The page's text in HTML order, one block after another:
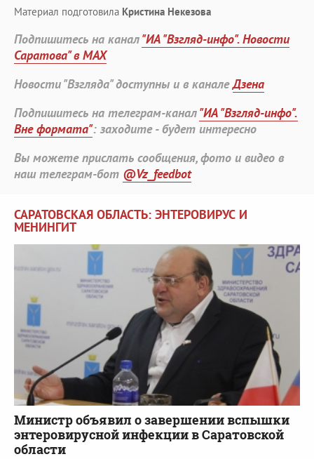
Материал подготовила Кристина Некезова
Подпишитесь на канал"ИА "Взгляд-инфо". Новости
Саратова" в MAX
Новости "Взгляда" доступны и в каналеДзена
Подпишитесь на телеграм-канал"ИА "Взгляд-инфо".
Вне формата": заходите - будет интересно
Вы можете прислать сообщения, фото и видео в
наш телеграм-бот @Vz_feedbot
САРАТОВСКАЯ ОБЛАСТЬ: ЭНТЕРОВИРУС И
МЕНИНГИТ
Министр объявил о завершении вспышки
энтеровирусной инфекции в Саратовской
области